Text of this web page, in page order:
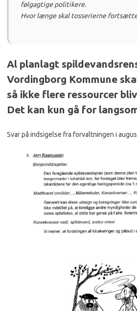
følgagtige politikere.
Hvor længe skal tosserierne
Al planlagt
Vordingborg Kommune
så ikke flere ressourcer
Det kan kun gå for
Svar på indsigelse fra forvaltningen i